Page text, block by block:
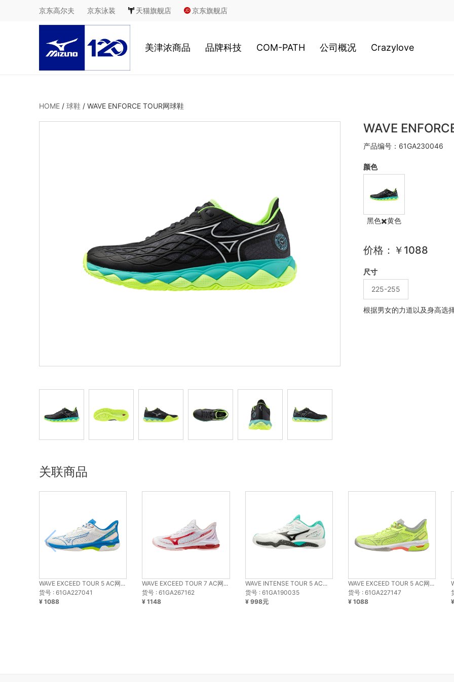
京东高尔夫 京东泳装 天猫旗舰店 京东旗舰店
美津浓商品
足球 游泳
品牌科技
服装科技
COM-PATH 公司概况
经营理念
Crazylove
HOME / 球鞋 / WAVE ENFORCE TOUR网球鞋
WAVE
产品编号：61GA230046
颜色
黑色✖️黄色
价格：￥1088
尺寸
225-255
根据男女的力道以及身高选
关联商品
WAVE EXCEED TOUR 5 AC网...
货号 : 61GA227041
¥ 1088
WAVE EXCEED TOUR 7 AC网...
货号 : 61GA267162
¥ 1148
WAVE INTENSE TOUR 5 AC...
货号 : 61GA190035
¥ 998元
WAVE EXCEED TOUR 5 AC网...
货号 : 61GA227147
¥ 1088